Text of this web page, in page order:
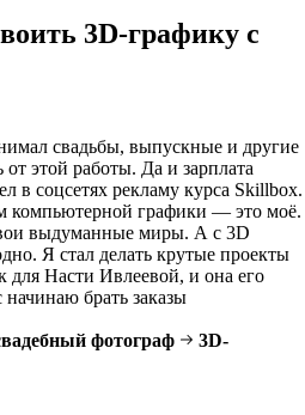
3D-графику с
свадьбы, выпускные и другие
этой работы. Да и зарплата
в соцсетях рекламу курса Skillbox.
компьютерной графики — это моё.
выдуманные миры. А с 3D
Я стал делать крутые проекты
для Насти Ивлеевой, и она его
брать заказы
фотограф
3D-